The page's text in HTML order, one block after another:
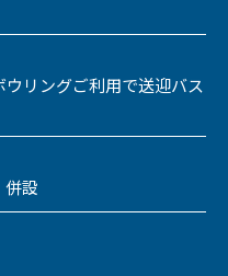
リングご利用で送迎バス
併設